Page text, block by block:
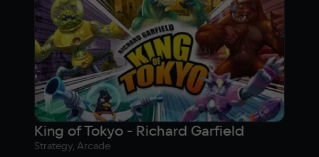
King of Tokyo - Richard Garfield
Strategy, Arcade